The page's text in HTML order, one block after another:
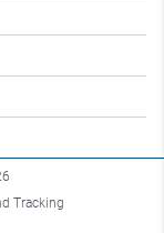
Tracking